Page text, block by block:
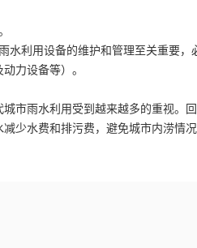
水利用设备的维护和管理至关重要
力设备等）。
市雨水利用受到越来越多的重视。
少水费和排污费，避免城市内涝情